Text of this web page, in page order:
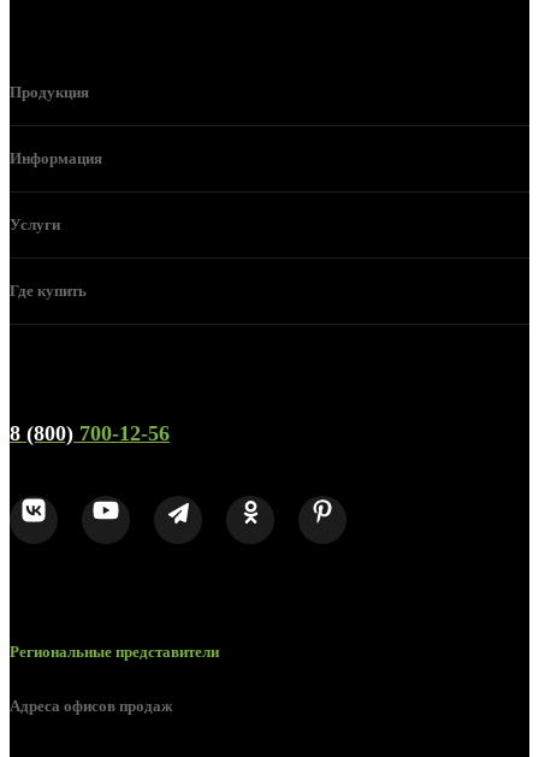
Продукция
Информация
Услуги
Где купить
8 (800) 700-12-56
Региональные представители
Адреса офисов продаж